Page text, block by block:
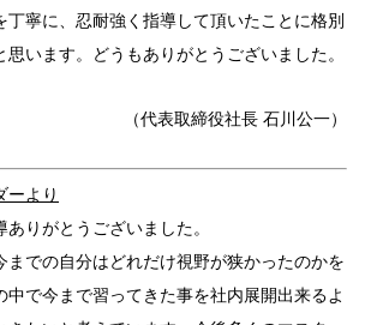
丁寧に、忍耐強く指導して頂いたことに格別
います。どうもありがとうございました。
（代表取締役社長 石川公一）
ーより
りがとうございました。
までの自分はどれだけ視野が狭かったのかを
中で今まで習ってきた事を社内展開出来るよ